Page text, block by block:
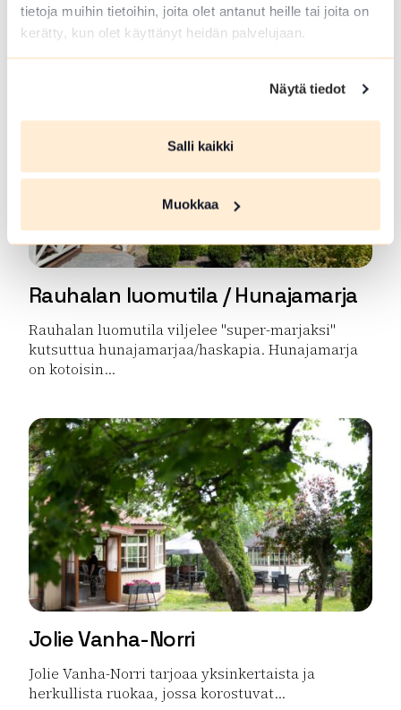
tietoja muihin tietoihin, joita olet antanut heille tai joita on
kerätty, kun olet käyttänyt heidän palvelujaan.
Näytä tiedot
Salli kaikki
Muokkaa
Retkiä mestämaastoon ja ruokailua nuotiolla.
Marjojen ja Sienten poimintaa,ongintaa,...
Lue lisää tuotteesta Metsä ja Luonto-opas Lopella ja
Rauhalan luomutila / Hunajamarja
Rauhalan luomutila viljelee "super-marjaksi"
kutsuttua hunajamarjaa/haskapia. Hunajamarja
on kotoisin...
Jolie Vanha-Norri
Jolie Vanha-Norri tarjoaa yksinkertaista ja
herkullista ruokaa, jossa korostuvat...